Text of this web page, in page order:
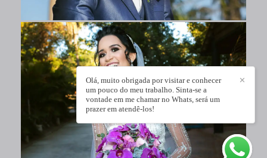
✕
Olá, muito obrigada por visitar e conhecer
um pouco do meu trabalho. Sinta-se a
vontade em me chamar no Whats, será um
prazer em atendê-los!